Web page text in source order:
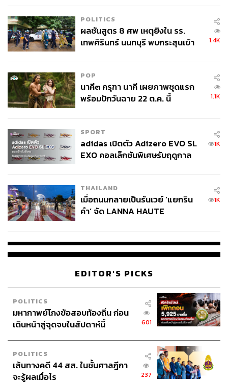
POLITICS
ผลชันสูตร 8 ศพ เหตุยิงใน รร.
เทพศิรินทร์ นนทบุรี พบกระสุนเข้า
1.4K
POP
นาคี๓ ครุฑา นาคี เผยภาพชุดแรก
พร้อมปักวันฉาย 22 ต.ค. นี้
1.1K
SPORT
adidas เปิดตัว Adizero EVO SL
EXO คอลเล็กชันพิเศษรับฤดูกาล
1K
THAILAND
เมื่อถนนกลายเป็นรันเวย์ ‘แยกริน
คำ’ จัด LANNA HAUTE
1K
EDITOR'S PICKS
POLITICS
มหากาพย์โกงข้อสอบท้องถิ่น ก่อน
เดินหน้าสู่จุดจบในสัปดาห์นี้
601
POLITICS
เส้นทางคดี 44 สส. ในชั้นศาลฎีกา
จะรู้ผลเมื่อไร
237